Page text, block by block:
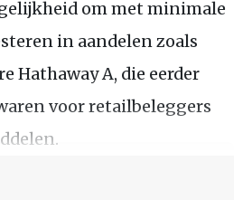
om met minimale
in aandelen zoals
Hathaway A, die eerder
voor retailbeleggers